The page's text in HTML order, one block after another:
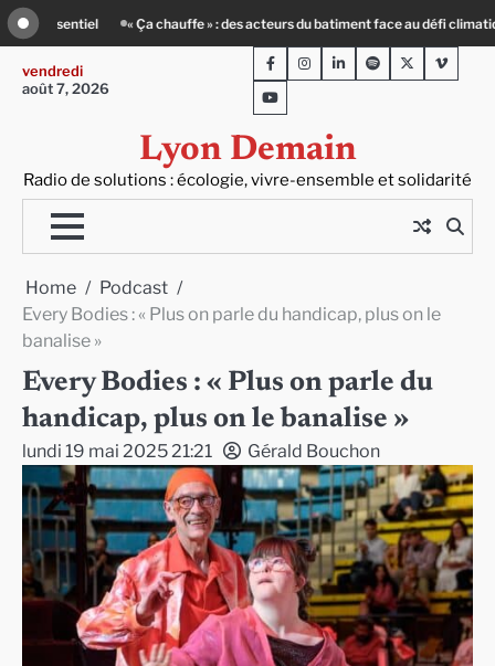
Skip
to
content
face au défi climatique Entourage : un petit-déj contre l’isolement Le
vendredi
août 7, 2026
Lyon Demain
Radio de solutions : écologie, vivre-ensemble et solidarité
FacebookInstagram
LinkedInSpotifyTwitterViméo
Youtube
Home
Podcast
Every Bodies : « Plus on parle du handicap, plus on le
banalise »
Every Bodies : « Plus on parle du
handicap, plus on le banalise »
lundi 19 mai 2025 21:21 Gérald Bouchon